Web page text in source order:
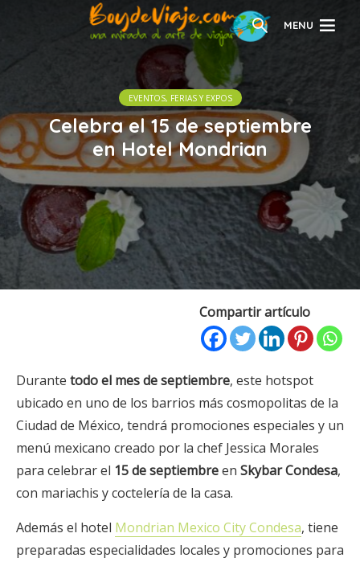
MENU
EVENTOS, FERIAS Y EXPOS
Celebra el 15 de septiembre
en Hotel Mondrian
Compartir artículo
Durante todo el mes de septiembre, este hotspot
ubicado en uno de los barrios más cosmopolitas de la
Ciudad de México, tendrá promociones especiales y un
menú mexicano creado por la chef Jessica Morales
para celebrar el 15 de septiembreen Skybar Condesa,
con mariachis y coctelería de la casa.
Además el hotel Mondrian Mexico City Condesa, tiene
preparadas especialidades locales y promociones para